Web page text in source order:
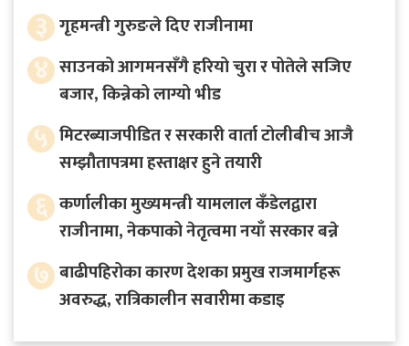
३ गृहमन्त्री गुरुङले दिए राजीनामा
४ साउनको आगमनसँगै हरियो चुरा र पोतेले सजिए
बजार, किन्नेको लाग्यो भीड
५ मिटरब्याजपीडित र सरकारी वार्ता टोलीबीच आजै
सम्झौतापत्रमा हस्ताक्षर हुने तयारी
६ कर्णालीका मुख्यमन्त्री यामलाल कँडेलद्वारा
राजीनामा, नेकपाको नेतृत्वमा नयाँ सरकार बन्ने
७ बाढीपहिरोका कारण देशका प्रमुख राजमार्गहरू
अवरुद्ध, रात्रिकालीन सवारीमा कडाइ